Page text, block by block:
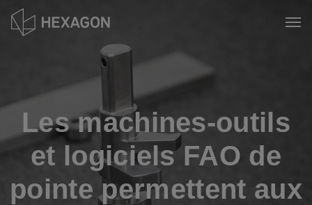
Aller
Les machines-outils
et logiciels FAO de
pointe permettent aux